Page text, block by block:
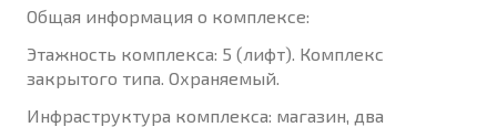
Общая информация о комплексе:
Этажность комплекса: 5 (лифт). Комплекс
закрытого типа. Охраняемый.
Инфраструктура комплекса: магазин, два